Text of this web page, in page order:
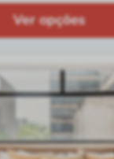
Ver opções